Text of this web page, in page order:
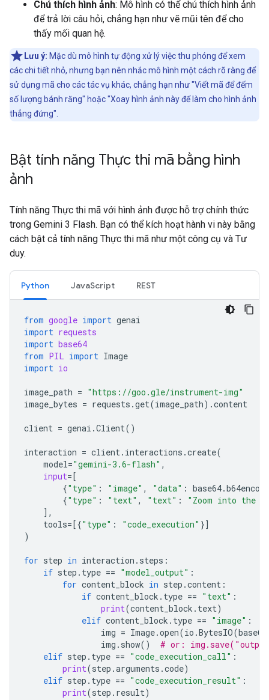
Chú thích hình ảnh: Mô hình có thể chú thích hình ảnh
để trả lời câu hỏi, chẳng hạn như vẽ mũi tên để cho
thấy mối quan hệ.
Lưu ý: Mặc dù mô hình tự động xử lý việc thu phóng để xem
các chi tiết nhỏ, nhưng bạn nên nhắc mô hình một cách rõ ràng để
sử dụng mã cho các tác vụ khác, chẳng hạn như "Viết mã để đếm
số lượng bánh răng" hoặc "Xoay hình ảnh này để làm cho hình ảnh
thẳng đứng".
Bật tính năng Thực thi mã bằng hình
ảnh
Tính năng Thực thi mã với hình ảnh được hỗ trợ chính thức
trong Gemini 3 Flash. Bạn có thể kích hoạt hành vi này bằng
cách bật cả tính năng Thực thi mã như một công cụ và Tư
duy.
Python JavaScript REST
from google import genai
import requests
import base64
from PIL import Image
import io
image_path = "https://goo.gle/instrument-img"
image_bytes = requests .get(image_path) .content
client = genai .Client()
interaction = client. interactions .create(
model="gemini-3.6-flash" ,
input=[
{"type" : "image" , "data" : base64.b64encode
{"type" : "text" , "text" :
"Zoom into the
],
tools=[{"type" : "code_execution" }]
)
for step in interaction . steps :
if step . type == "model_output" :
for content_block in step .content :
if content_block . type == "text" :
print(content_block . text)
elif content_block . type == "image" :
img = Image.open(io .BytesIO(base64
img . show()
# or:
elif step . type == "code_execution_call" :
print(step .arguments .code)
elif step . type == "code_execution_result" :
print(step . result)